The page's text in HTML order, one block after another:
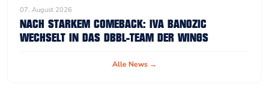
07. August 2026
NACH STARKEM COMEBACK: IVA BANOZIC
WECHSELT IN DAS DBBL-TEAM DER WINGS
Alle News →